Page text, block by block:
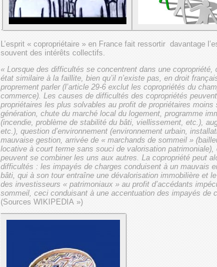
L’esprit « copropriétaire » en France fait ressortir davantage
souvent des intérêts collectifs.
« Lorsque des difficultés se concentrent dans une copropriété,
état similaire à la faillite, bien qu’il n’existe pas, en droit
proprement parler (l’article 29-6 exclut les copropriétés du
commerce). Les causes de difficultés des copropriétés
propriétaires les plus solvables au profit de propriétaires moins
génération, chute du marché local du logement, programme
(incendie, problème de stabilité du bâti, viellissement, etc.),
etc.), question d’environnement (environnement urbain,
mauvaise gestion, arrivée de « marchands de sommeil »
locative à court terme sans souci de valorisation
peuvent se combiner les uns aux autres. La copropriété peut
difficultés : les impayés de charges conduisent à un mauvais
bâti, qui à son tour entraîne une dévalorisation immobilière et
des investisseurs « patrimoniaux » au profit d’accédants
sommeil, ceci conduisant à une accentuation des impayés de
(Sources WIKIPEDIA »)